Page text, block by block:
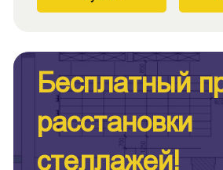
Бесплатный
расстановки
стеллажей!